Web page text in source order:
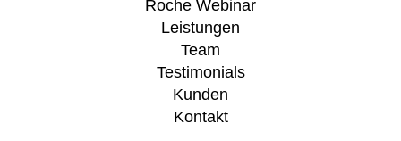
Roche Webinar
Leistungen
Team
Testimonials
Kunden
Kontakt